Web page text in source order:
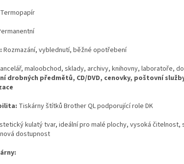
Termopapír
Rozmazání, vyblednutí, běžné opotřebení
maloobchod, sklady, archivy, knihovny, laboratoře,
drobných předmětů, CD/DVD, cenovky, poštovní
Tiskárny štítků Brother QL podporující role DK
kulatý tvar, ideální pro malé plochy, vysoká čitelnost,
dostupnost